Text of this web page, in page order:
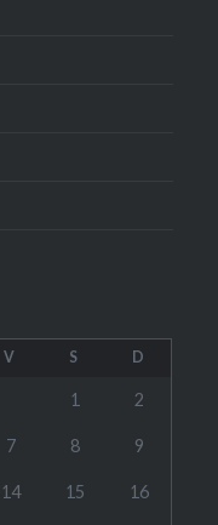
V S D
1 2
7 8 9
14 15 16